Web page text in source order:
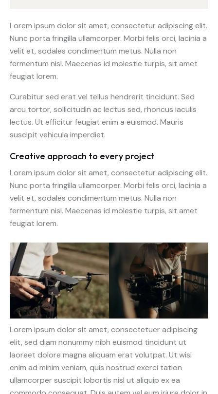
Lorem ipsum dolor sit amet, consectetur adipiscing elit.
Nunc porta fringilla ullamcorper. Morbi felis orci, lacinia a
velit et, sodales condimentum metus. Nulla non
fermentum nisl. Maecenas id molestie turpis, sit amet
feugiat lorem.
Curabitur sed erat vel tellus hendrerit tincidunt. Sed
arcu tortor, sollicitudin ac lectus sed, rhoncus iaculis
lectus. Ut efficitur feugiat enim a euismod. Mauris
suscipit vehicula imperdiet.
Creative approach to every project
Lorem ipsum dolor sit amet, consectetur adipiscing elit.
Nunc porta fringilla ullamcorper. Morbi felis orci, lacinia a
velit et, sodales condimentum metus. Nulla non
fermentum nisl. Maecenas id molestie turpis, sit amet
feugiat lorem.
Lorem ipsum dolor sit amet, consectetuer adipiscing
elit, sed diam nonummy nibh euismod tincidunt ut
laoreet dolore magna aliquam erat volutpat. Ut wisi
enim ad minim veniam, quis nostrud exerci tation
ullamcorper suscipit lobortis nisl ut aliquip ex ea